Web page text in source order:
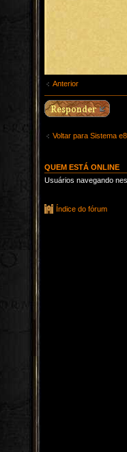
Anterior
Voltar para Sistema e8
QUEM ESTÁ ONLINE
Usuários navegando
Índice do fórum